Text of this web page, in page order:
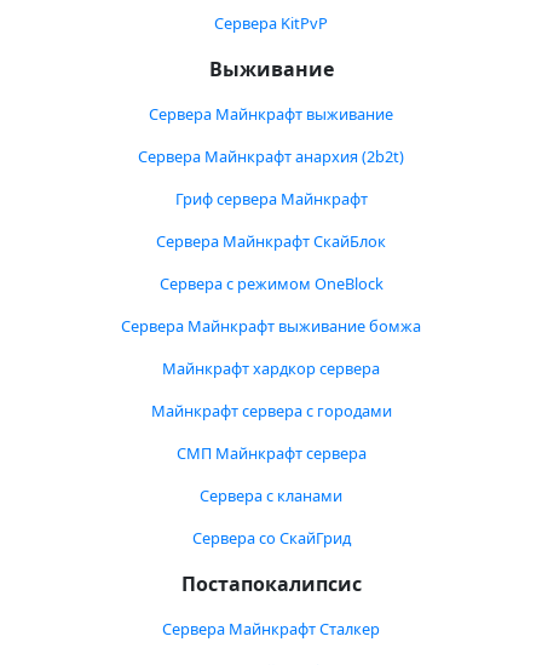
Сервера KitPvP
Выживание
Сервера Майнкрафт выживание
Сервера Майнкрафт анархия (2b2t)
Гриф сервера Майнкрафт
Сервера Майнкрафт СкайБлок
Сервера с режимом OneBlock
Сервера Майнкрафт выживание бомжа
Майнкрафт хардкор сервера
Майнкрафт сервера с городами
СМП Майнкрафт сервера
Сервера с кланами
Сервера со СкайГрид
Постапокалипсис
Сервера Майнкрафт Сталкер